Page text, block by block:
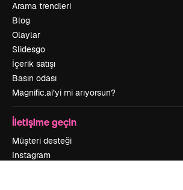
Arama trendleri
Blog
Olaylar
Slidesgo
İçerik satışı
Basın odası
Magnific.ai’yi mi arıyorsun?
İletişime geçin
Müşteri desteği
Instagram